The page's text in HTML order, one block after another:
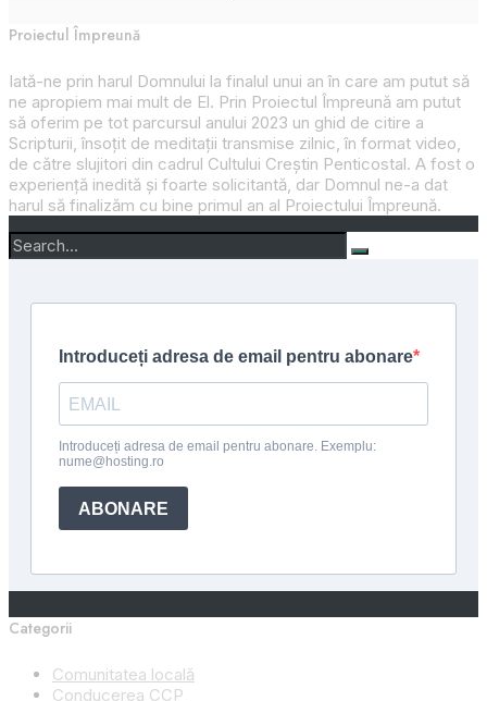
Proiectul Împreună
Iată-ne prin harul Domnului la finalul unui an în care am putut să
ne apropiem mai mult de El. Prin Proiectul Împreună am putut
să oferim pe tot parcursul anului 2023 un ghid de citire a
Scripturii, însoțit de meditații transmise zilnic, în format video,
de către slujitori din cadrul Cultului Creștin Penticostal. A fost o
experiență inedită și foarte solicitantă, dar Domnul ne-a dat
harul să finalizăm cu bine primul an al Proiectului Împreună.
Categorii
Comunitatea locală
Conducerea CCP